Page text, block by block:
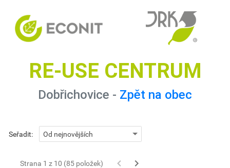
RE-USE CENTRUM
Dobřichovice - Zpět na obec
Seřadit:
Strana 1 z 10 (85 položek)